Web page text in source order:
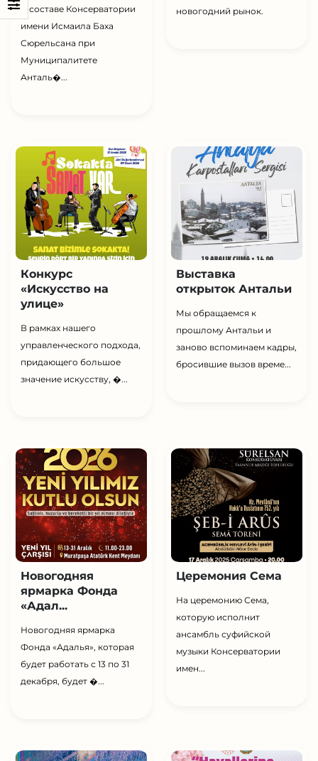
В составе Консерватории
имени Исмаила Баха
Сюрельсана при
Муниципалитете
Анталь�...
новогодний рынок.
Конкурс
«Искусство на
улице»
В рамках нашего
управленческого подхода,
придающего большое
значение искусству, �...
Выставка
открыток Антальи
Мы обращаемся к
прошлому Антальи и
заново вспоминаем кадры,
бросившие вызов време...
Новогодняя
ярмарка Фонда
«Адал...
Новогодняя ярмарка
Фонда «Адалья», которая
будет работать с 13 по 31
декабря, будет �...
Церемония Сема
На церемонию Сема,
которую исполнит
ансамбль суфийской
музыки Консерватории
имен...